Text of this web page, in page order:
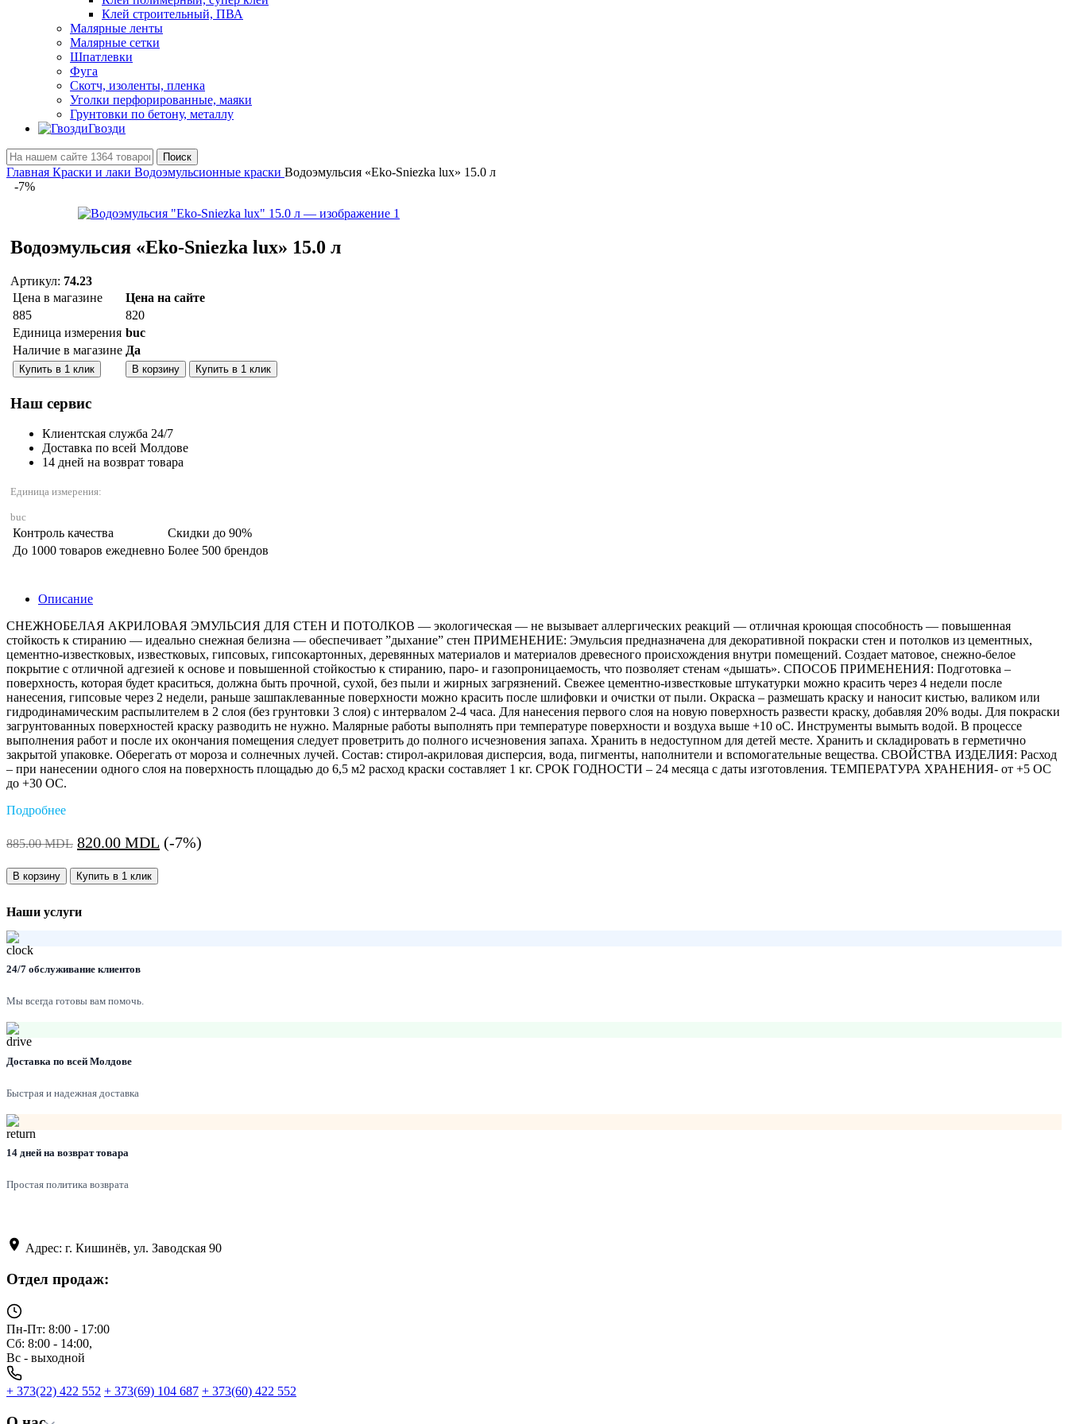
Клей строительный, ПВА
Малярные ленты
Малярные сетки
Шпатлевки
Фуга
Скотч, изоленты, пленка
Уголки перфорированные, маяки
Грунтовки по бетону, металлу
Гвозди
Поиск
Главная Краски и лаки Водоэмульсионные краски Водоэмульсия «Eko-Sniezka lux» 15.0 л
-7%
Водоэмульсия «Eko-Sniezka lux» 15.0 л
Артикул: 74.23
Цена в магазине
Цена на сайте
885
820
Единица измерения buc
Наличие в магазине Да
Купить в 1 клик Количество:
В корзину Купить в 1 клик
Наш сервис
Клиентская служба 24/7
Доставка по всей Молдове
14 дней на возврат товара
Единица измерения:
buc
Контроль качества
Скидки до 90%
До 1000 товаров ежедневно Более 500 брендов
Описание
СНЕЖНОБЕЛАЯ АКРИЛОВАЯ ЭМУЛЬСИЯ ДЛЯ СТЕН И ПОТОЛКОВ — экологическая — не вызывает аллергических реакций — отличная кроющая способность — повышенная
стойкость к стиранию — идеально снежная белизна — обеспечивает ”дыхание” стен ПРИМЕНЕНИЕ: Эмульсия предназначена для декоративной покраски стен и потолков из цементных,
цементно-известковых, известковых, гипсовых, гипсокартонных, деревянных материалов и материалов древесного происхождения внутри помещений. Создает матовое, снежно-белое
покрытие с отличной адгезией к основе и повышенной стойкостью к стиранию, паро- и газопроницаемость, что позволяет стенам «дышать». СПОСОБ ПРИМЕНЕНИЯ: Подготовка –
поверхность, которая будет краситься, должна быть прочной, сухой, без пыли и жирных загрязнений. Свежее цементно-известковые штукатурки можно красить через 4 недели после
нанесения, гипсовые через 2 недели, раньше зашпаклеванные поверхности можно красить после шлифовки и очистки от пыли. Окраска – размешать краску и наносит кистью, валиком или
гидродинамическим распылителем в 2 слоя (без грунтовки 3 слоя) с интервалом 2-4 часа. Для нанесения первого слоя на новую поверхность развести краску, добавляя 20% воды. Для покраски
загрунтованных поверхностей краску разводить не нужно. Малярные работы выполнять при температуре поверхности и воздуха выше +10 oC. Инструменты вымыть водой. В процессе
выполнения работ и после их окончания помещения следует проветрить до полного исчезновения запаха. Хранить в недоступном для детей месте. Хранить и складировать в герметично
закрытой упаковке. Оберегать от мороза и солнечных лучей. Состав: стирол-акриловая дисперсия, вода, пигменты, наполнители и вспомогательные вещества. СВОЙСТВА ИЗДЕЛИЯ: Расход
– при нанесении одного слоя на поверхность площадью до 6,5 м2 расход краски составляет 1 кг. СРОК ГОДНОСТИ – 24 месяца с даты изготовления. ТЕМПЕРАТУРА ХРАНЕНИЯ- от +5 OС
до +30 OС.
Подробнее
885.00MDL Первоначальная
составляла
820.00 MDL Текущая
(-7%)
Количество:
В корзину Купить в 1 клик
Наши услуги
24/7 обслуживание клиентов
Мы всегда готовы вам помочь.
Доставка по всей Молдове
Быстрая и надежная доставка
14 дней на возврат товара
Простая политика возврата
Адрес: г. Кишинёв, ул. Заводская 90
Отдел продаж:
Пн-Пт: 8:00 - 17:00
Сб: 8:00 - 14:00,
Вс - выходной
+ 373(22) 422 552 + 373(69) 104 687 + 373(60) 422 552